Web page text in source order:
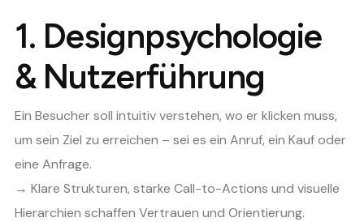
1. Designpsychologie
& Nutzerführung
Ein Besucher soll intuitiv verstehen, wo er klicken muss,
um sein Ziel zu erreichen – sei es ein Anruf, ein Kauf oder
eine Anfrage.
→ Klare Strukturen, starke Call-to-Actions und visuelle
Hierarchien schaffen Vertrauen und Orientierung.